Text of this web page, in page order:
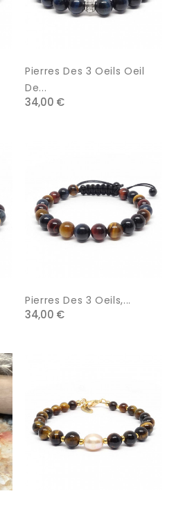
Pierres Des 3 Oeils Oeil
De...
34,00 €
Pierres Des 3 Oeils,...
34,00 €